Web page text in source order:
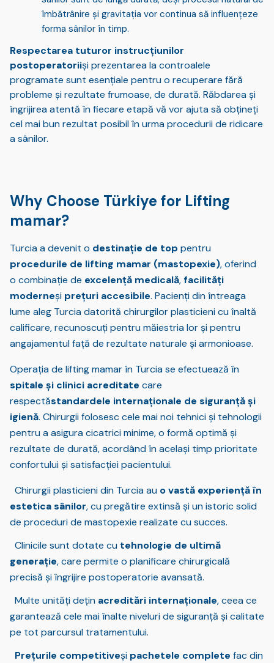
îmbătrânire și gravitația vor continua să influențeze
forma sânilor în timp.
Respectarea tuturor instrucțiunilor
postoperatoriiși prezentarea la controalele
programate sunt esențiale pentru o recuperare fără
probleme și rezultate frumoase, de durată. Răbdarea și
îngrijirea atentă în fiecare etapă vă vor ajuta să obțineți
cel mai bun rezultat posibil în urma procedurii de ridicare
a sânilor.
Why Choose Türkiye for Lifting
mamar?
Turcia a devenit o destinație de top pentru
procedurile de lifting mamar (mastopexie), oferind
o combinație de excelență medicală,facilități
moderneși prețuri accesibile. Pacienți din întreaga
lume aleg Turcia datorită chirurgilor plasticieni cu înaltă
calificare, recunoscuți pentru măiestria lor și pentru
angajamentul față de rezultate naturale și armonioase.
Operația de lifting mamar în Turcia se efectuează în
spitale și clinici acreditate care
respectăstandardele internaționale de siguranță și
igienă. Chirurgii folosesc cele mai noi tehnici și tehnologii
pentru a asigura cicatrici minime, o formă optimă și
rezultate de durată, acordând în același timp prioritate
confortului și satisfacției pacientului.
Chirurgii plasticieni din Turcia au o vastă experiență în
estetica sânilor, cu pregătire extinsă și un istoric solid
de proceduri de mastopexie realizate cu succes.
Clinicile sunt dotate cu tehnologie de ultimă
generație, care permite o planificare chirurgicală
precisă și îngrijire postoperatorie avansată.
Multe unități dețin acreditări internaționale, ceea ce
garantează cele mai înalte niveluri de siguranță și calitate
pe tot parcursul tratamentului.
Prețurile competitiveși pachetele complete fac din